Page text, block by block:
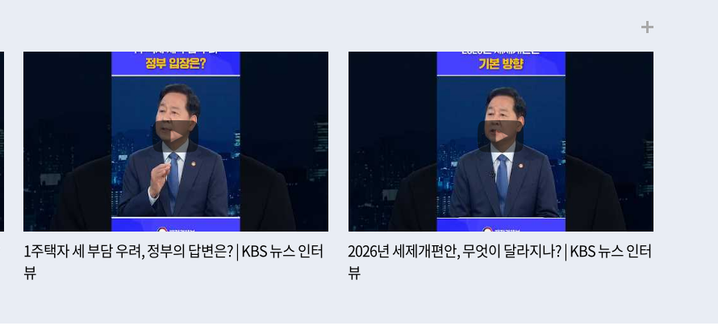
1주택자 세 부담 우려, 정부의 답변은? | KBS 뉴스 인터
뷰
2026년 세제개편안, 무엇이 달라지나? | KBS 뉴스 인터
뷰